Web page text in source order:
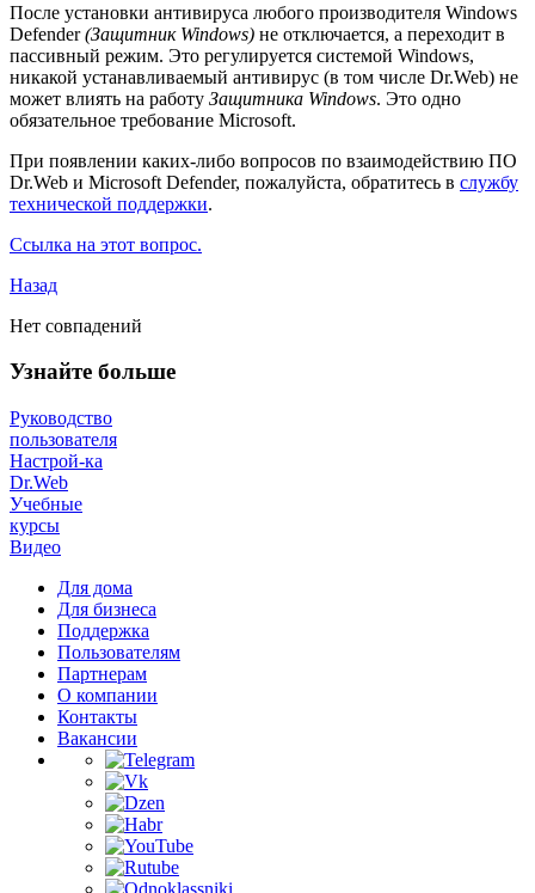
После установки антивируса любого производителя Windows
Defender(Защитник Windows) не отключается, а переходит в
пассивный режим. Это регулируется системой Windows,
никакой устанавливаемый антивирус (в том числе Dr.Web) не
может влиять на работу Защитника Windows. Это одно
обязательное требование Microsoft.
При появлении каких-либо вопросов по взаимодействию ПО
Dr.Web и Microsoft Defender, пожалуйста, обратитесь в службу
технической поддержки.
Ссылка на этот вопрос.
Назад
Нет совпадений
Узнайте больше
Руководство
пользователя
Настрой-ка
Dr.Web
Учебные
курсы
Видео
Для дома
Для бизнеса
Поддержка
Пользователям
Партнерам
О компании
Контакты
Вакансии